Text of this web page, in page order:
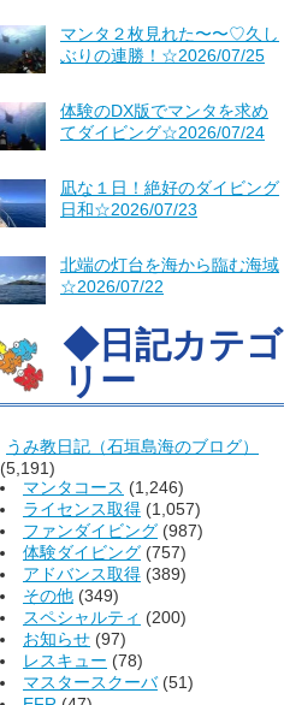
マンタ２枚見れた〜〜♡久し
ぶりの連勝！☆2026/07/25
体験のDX版でマンタを求め
てダイビング☆2026/07/24
凪な１日！絶好のダイビング
日和☆2026/07/23
北端の灯台を海から臨む海域
☆2026/07/22
◆日記カテゴ
リー
うみ教日記（石垣島海のブログ）
(5,191)
マンタコース (1,246)
ライセンス取得 (1,057)
ファンダイビング (987)
体験ダイビング (757)
アドバンス取得 (389)
その他 (349)
スペシャルティ (200)
お知らせ (97)
レスキュー (78)
マスタースクーバ(51)